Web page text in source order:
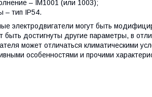
– ІМ1001 (или 1003);
– тип IP54.
электродвигатели могут быть
быть достигнуты другие параметры, в
может отличаться климатическими
особенностями и прочими